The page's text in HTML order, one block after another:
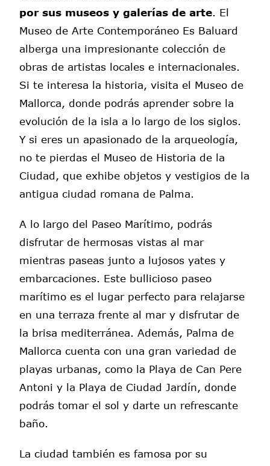
por sus museos y galerías de arte . El
Museo de Arte Contemporáneo Es Baluard
alberga una impresionante colección de
obras de artistas locales e internacionales.
Si te interesa la historia, visita el Museo de
Mallorca, donde podrás aprender sobre la
evolución de la isla a lo largo de los siglos.
Y si eres un apasionado de la arqueología,
no te pierdas el Museo de Historia de la
Ciudad, que exhibe objetos y vestigios de la
antigua ciudad romana de Palma.
A lo largo del Paseo Marítimo, podrás
disfrutar de hermosas vistas al mar
mientras paseas junto a lujosos yates y
embarcaciones. Este bullicioso paseo
marítimo es el lugar perfecto para relajarse
en una terraza frente al mar y disfrutar de
la brisa mediterránea. Además, Palma de
Mallorca cuenta con una gran variedad de
playas urbanas, como la Playa de Can Pere
Antoni y la Playa de Ciudad Jardín, donde
podrás tomar el sol y darte un refrescante
baño.
La ciudad también es famosa por su